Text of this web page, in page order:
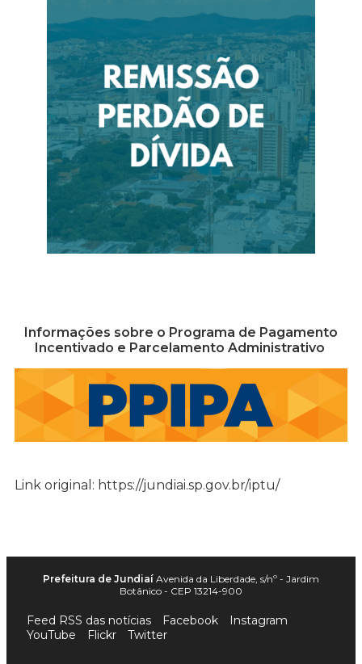
Informações sobre o Programa de Pagamento
Incentivado e Parcelamento Administrativo
Link original: https://jundiai.sp.gov.br/iptu/
Prefeitura de Jundiaí Avenida da Liberdade, s/nº - Jardim
Botânico - CEP 13214-900
Feed RSS das notícias Facebook
Instagram
YouTube
Flickr Twitter